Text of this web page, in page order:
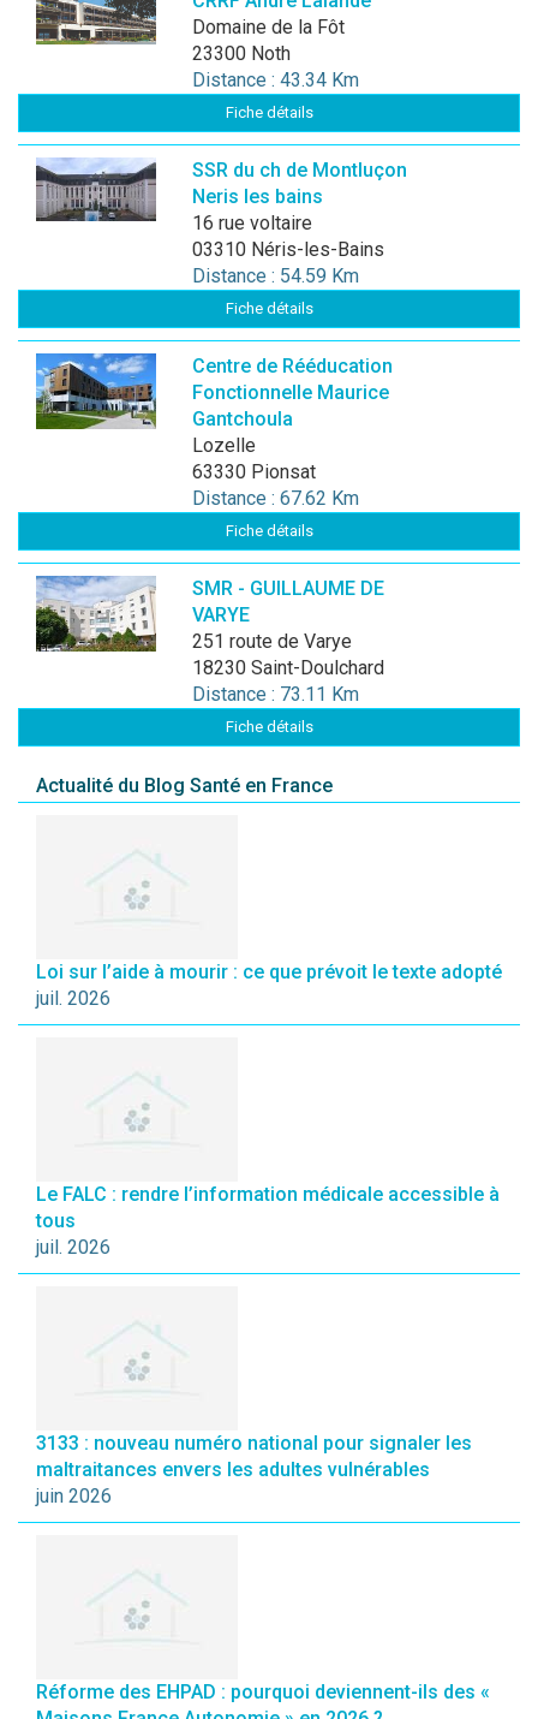
Domaine de la Fôt
23300 Noth
Distance : 43.34 Km
Fiche détails
SSR du ch de Montluçon
Neris les bains
16 rue voltaire
03310 Néris-les-Bains
Distance : 54.59 Km
Fiche détails
Centre de Rééducation
Fonctionnelle Maurice
Gantchoula
Lozelle
63330 Pionsat
Distance : 67.62 Km
Fiche détails
SMR - GUILLAUME DE
VARYE
251 route de Varye
18230 Saint-Doulchard
Distance : 73.11 Km
Fiche détails
Actualité du Blog Santé en France
Loi sur l’aide à mourir : ce que prévoit le texte adopté
juil. 2026
Le FALC : rendre l’information médicale accessible à
tous
juil. 2026
3133 : nouveau numéro national pour signaler les
maltraitances envers les adultes vulnérables
juin 2026
Réforme des EHPAD : pourquoi deviennent-ils des «